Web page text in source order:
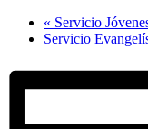
« Servicio
Servicio